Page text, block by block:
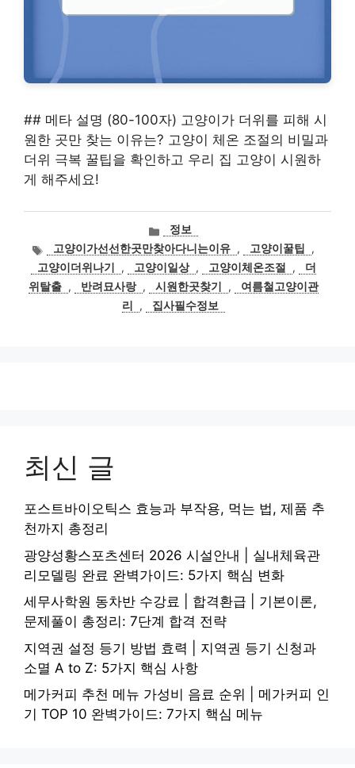
## 메타 설명 (80-100자) 고양이가 더위를 피해 시
원한 곳만 찾는 이유는? 고양이 체온 조절의 비밀과
더위 극복 꿀팁을 확인하고 우리 집 고양이 시원하
게 해주세요!
카
테
고
리
정보
태
그
고양이가선선한곳만찾아다니는이유 , 고양이꿀팁
,
고양이더위나기
, 고양이일상 , 고양이체온조절 ,
더
위탈출 , 반려묘사랑 , 시원한곳찾기 ,
여름철고양이관
리
, 집사필수정보
최신 글
포스트바이오틱스 효능과 부작용, 먹는 법, 제품 추
천까지 총정리
광양성황스포츠센터 2026 시설안내 | 실내체육관
리모델링 완료 완벽가이드: 5가지 핵심 변화
세무사학원 동차반 수강료 | 합격환급 | 기본이론,
문제풀이 총정리: 7단계 합격 전략
지역권 설정 등기 방법 효력 | 지역권 등기 신청과
소멸 A to Z: 5가지 핵심 사항
메가커피 추천 메뉴 가성비 음료 순위 | 메가커피 인
기 TOP 10 완벽가이드: 7가지 핵심 메뉴